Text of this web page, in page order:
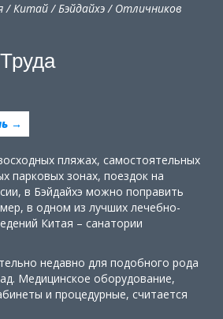
/Китай/Бэйдайхэ / Отличников
→
пляжах, самостоятельных
парковых зонах, поездок на
в Бэйдайхэ можно поправить
в одном из лучших лечебно-
Китая – санатории
недавно для подобного рода
Медицинское оборудование,
и процедурные, считается